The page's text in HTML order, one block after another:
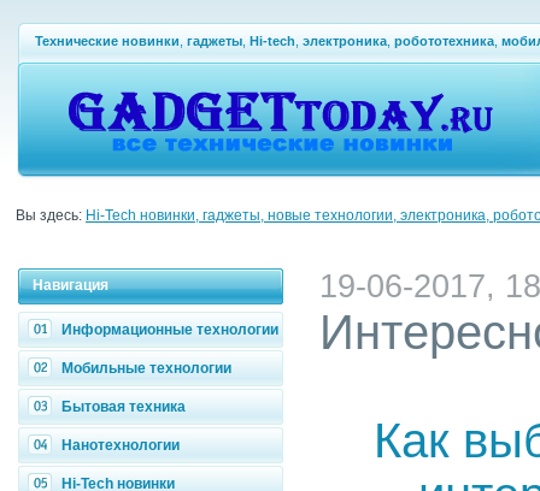
Технические новинки гаджеты Hi-tech электроника робототехника
Вы здесь: Hi-Tech новинки, гаджеты, новые технологии, электроника,
Навигация
Информационные технологии
Мобильные технологии
Бытовая техника
Нанотехнологии
Hi-Tech новинки
19-06-2017,
Как